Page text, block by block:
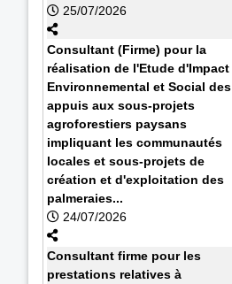
25/07/2026
Consultant (Firme) pour la
réalisation de l'Etude d'Impact
Environnemental et Social des
appuis aux sous-projets
agroforestiers paysans
impliquant les communautés
locales et sous-projets de
création et d'exploitation des
palmeraies...
24/07/2026
Consultant firme pour les
prestations relatives à